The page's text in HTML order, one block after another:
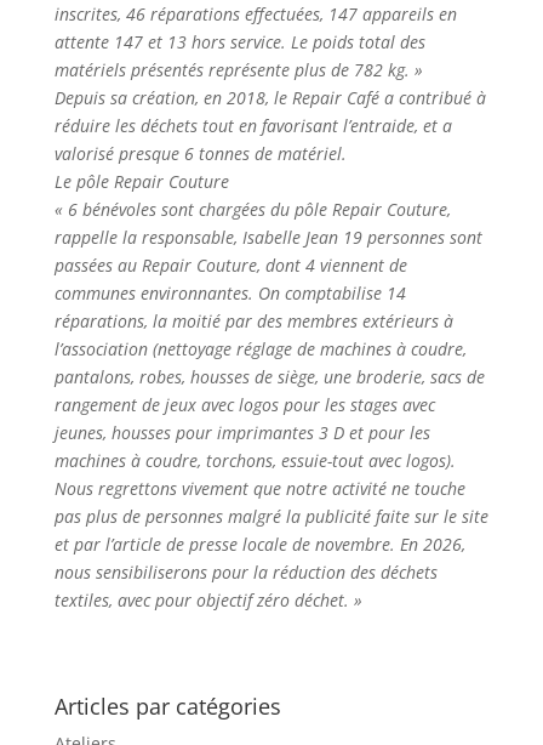
inscrites, 46 réparations effectuées, 147 appareils en
attente 147 et 13 hors service. Le poids total des
matériels présentés représente plus de 782 kg. »
Depuis sa création, en 2018, le Repair Café a contribué à
réduire les déchets tout en favorisant l’entraide, et a
valorisé presque 6 tonnes de matériel.
Le pôle Repair Couture
« 6 bénévoles sont chargées du pôle Repair Couture,
rappelle la responsable, Isabelle Jean 19 personnes sont
passées au Repair Couture, dont 4 viennent de
communes environnantes. On comptabilise 14
réparations, la moitié par des membres extérieurs à
l’association (nettoyage réglage de machines à coudre,
pantalons, robes, housses de siège, une broderie, sacs de
rangement de jeux avec logos pour les stages avec
jeunes, housses pour imprimantes 3 D et pour les
machines à coudre, torchons, essuie-tout avec logos).
Nous regrettons vivement que notre activité ne touche
pas plus de personnes malgré la publicité faite sur le site
et par l’article de presse locale de novembre. En 2026,
nous sensibiliserons pour la réduction des déchets
textiles, avec pour objectif zéro déchet. »
Articles par catégories